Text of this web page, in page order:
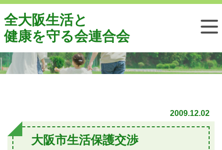
全大阪生活と
健康を守る会連合会
行政交渉
2009.12.02
大阪市生活保護交渉